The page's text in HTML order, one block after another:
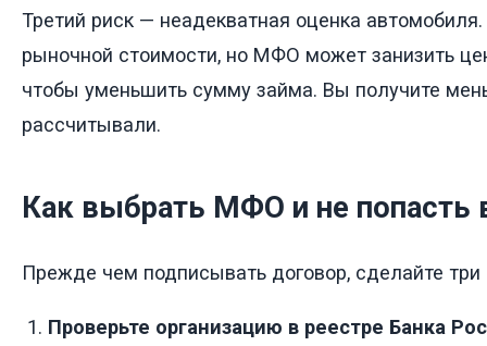
Третий риск — неадекватная оценка
рыночной стоимости, но МФО может занизить
чтобы уменьшить сумму займа. Вы получите
рассчитывали.
Как выбрать МФО и не попасть
Прежде чем подписывать договор, сделайте
Проверьте организацию в реестре Банка